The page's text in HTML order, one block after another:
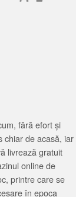
fără efort și
chiar de acasă, iar
livrează gratuit
online de
printre care se
în epoca